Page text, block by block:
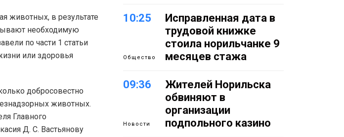
животных, в результате
необходимую
по части 1 статьи
или здоровья
добросовестно
животных.
Главного
Д. С. Вастьянову
10:25
Общество
Исправленная дата в
трудовой книжке
стоила норильчанке 9
месяцев стажа
09:36
Новости
Жителей Норильска
обвиняют в
организации
подпольного казино